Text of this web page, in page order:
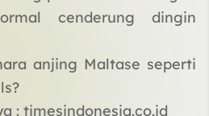
cenderung dingin
anjing Maltase seperti
: timesindonesia.co.id